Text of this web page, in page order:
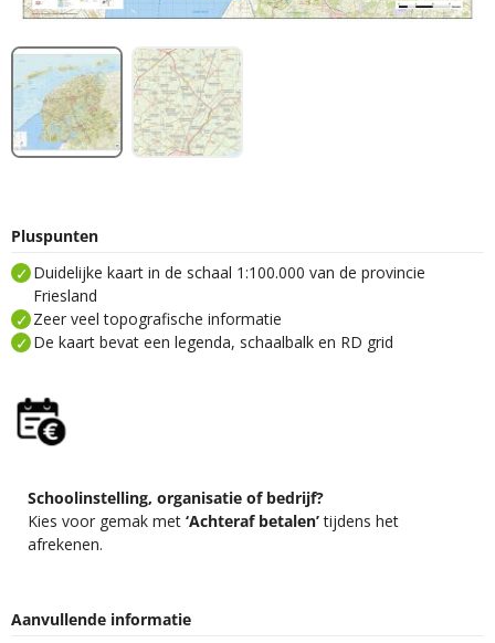
Pluspunten
Duidelijke kaart in de schaal 1:100.000 van de provincie
Friesland
Zeer veel topografische informatie
De kaart bevat een legenda, schaalbalk en RD grid
Schoolinstelling, organisatie of bedrijf?
Kies voor gemak met ‘Achteraf betalen’tijdens het
afrekenen.
Aanvullende informatie